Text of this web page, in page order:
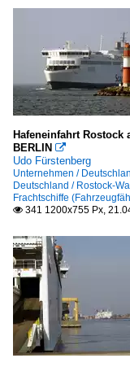
Hafeneinfahrt Rostock
BERLIN 
Udo Fürstenberg
Unternehmen /
Deutschland / Rostock-
Frachtschiffe
 341 1200x755 Px,